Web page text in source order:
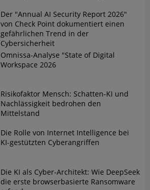
Der "Annual AI Security Report 2026"
von Check Point dokumentiert einen
gefährlichen Trend in der
Cybersicherheit
Omnissa-Analyse "State of Digital
Workspace 2026
Risikofaktor Mensch: Schatten-KI und
Nachlässigkeit bedrohen den
Mittelstand
Die Rolle von Internet Intelligence bei
KI-gestützten Cyberangriffen
Die KI als Cyber-Architekt: Wie DeepSeek
die erste browserbasierte Ransomware